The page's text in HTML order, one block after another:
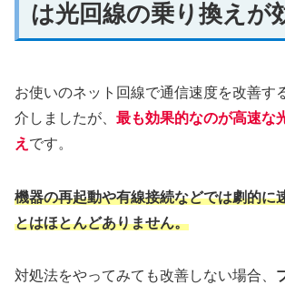
は光回線の乗り換えが
お使いのネット回線で通信速度を改善す
介しましたが、 最も効果的なのが高速な
え です。
機器の再起動や有線接続などでは劇的に
とはほとんどありません。
対処法をやってみても改善しない場合、